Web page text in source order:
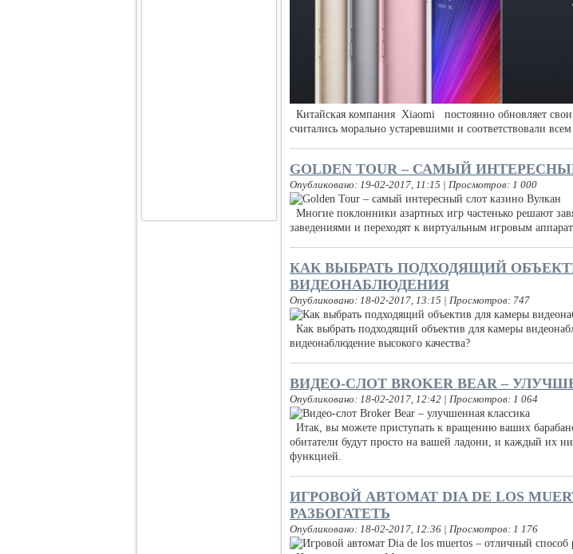
Китайская компания Xiaomi постоянно обновляет
считались морально устаревшими и соответствовали
GOLDEN TOUR – САМЫЙ
Опубликовано: 19-02-2017, 11:15 | Просмотров: 1 000
Многие поклонники азартных игр частенько решают
заведениями и переходят к виртуальным игровым
КАК ВЫБРАТЬ ПОДХОДЯЩИЙ
ВИДЕОНАБЛЮДЕНИЯ
Опубликовано: 18-02-2017, 13:15 | Просмотров: 747
Как выбрать подходящий объектив для камеры
видеонаблюдение высокого качества?
ВИДЕО-СЛОТ BROKER BEAR –
Опубликовано: 18-02-2017, 12:42 | Просмотров: 1 064
Итак, вы можете приступать к вращению ваших
обитатели будут просто на вашей ладони, и каждый их
функцией.
ИГРОВОЙ АВТОМАТ DIA DE LOS
РАЗБОГАТЕТЬ
Опубликовано: 18-02-2017, 12:36 | Просмотров: 1 176